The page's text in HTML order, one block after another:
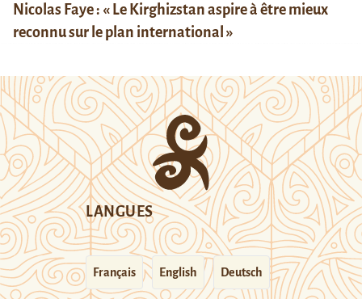
Nicolas Faye : « Le Kirghizstan aspire à être mieux
reconnu sur le plan international »
LANGUES
Français English Deutsch